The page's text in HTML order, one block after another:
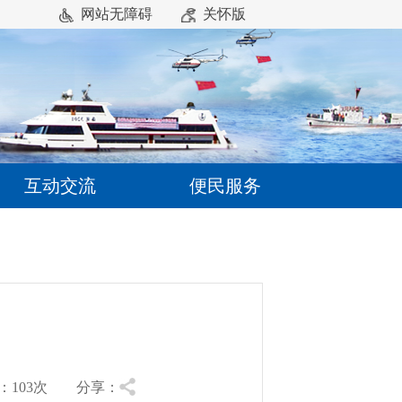
网站无障碍 关怀版
互动交流 便民服务
103次 分享：